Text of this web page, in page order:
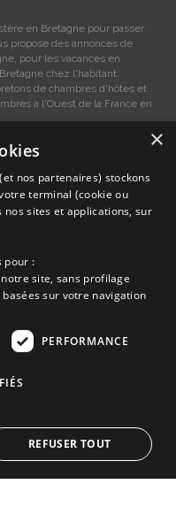
en Bretagne pour passer
propose des annonces de
pour les vacances en
chez l'habitant.
de chambres d'hôtes et
à l'Ouest de la France en
Particuliers
et du Finistère,
réglementé par une charte
qualité des hébergements
avec une visite tous les 4
×
nos partenaires) stockons
terminal (cookie ou
sites et applications, sur
pour :
site, sans profilage
sur votre navigation
PERFORMANCE
REFUSER TOUT